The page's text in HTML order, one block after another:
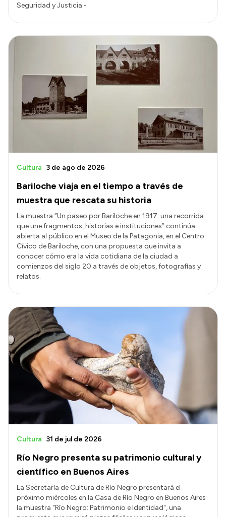
Seguridad y Justicia.-
Bariloche viaja en el tiempo a través de
muestra que rescata su historia
Cultura 3 de ago de 2026
La muestra “Un paseo por Bariloche en 1917: una recorrida
que une fragmentos, historias e instituciones” continúa
abierta al público en el Museo de la Patagonia, en el Centro
Cívico de Bariloche, con una propuesta que invita a
conocer cómo era la vida cotidiana de la ciudad a
comienzos del siglo 20 a través de objetos, fotografías y
relatos.
Río Negro presenta su patrimonio cultural y
científico en Buenos Aires
Cultura 31 de jul de 2026
La Secretaría de Cultura de Río Negro presentará el
próximo miércoles en la Casa de Río Negro en Buenos Aires
la muestra "Río Negro: Patrimonio e Identidad", una